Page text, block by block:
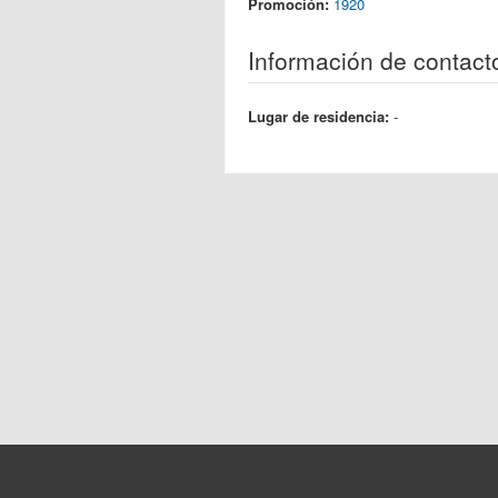
Información de
Lugar de residencia: -